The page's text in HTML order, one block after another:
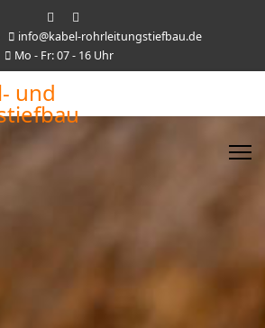
info@kabel-rohrleitungstiefbau.de
Mo - Fr: 07 - 16 Uhr